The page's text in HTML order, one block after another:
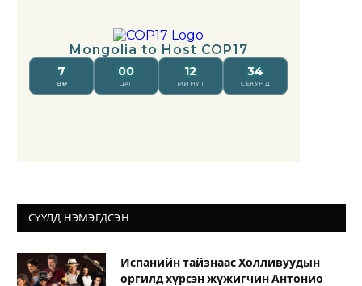
СҮҮЛД НЭМЭГДСЭН
Испанийн тайзнаас Холливуудын
оргилд хүрсэн жүжигчин Антонио